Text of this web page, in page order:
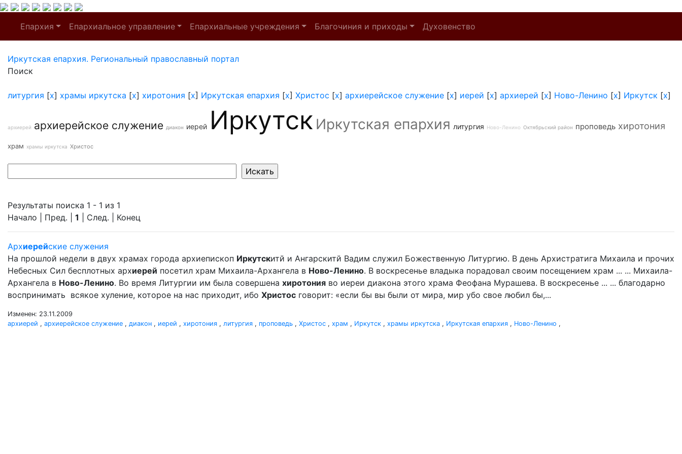
Епархия Епархиальное управление Епархиальные учреждения Благочиния и приходы Духовенство
Иркутская епархия. Региональный православный портал
Поиск
литургия [x] храмы иркутска [x] хиротония [x] Иркутская епархия [x] Христос [x] архиерейское служение [x] иерей [x] архиерей [x] Ново-Ленино [x] Иркутск [x]
архиерей архиерейское служение диакон иерей Иркутск Иркутская епархия литургия Ново-Ленино Октябрьский район проповедь хиротония
храм храмы иркутска Христос
Результаты поиска 1 - 1 из 1
Начало | Пред. | 1 | След. | Конец
Архиерейские служения
На прошлой недели в двух храмах города архиепископ Иркутскитй и Ангарскитй Вадим служил Божественную Литургию. В день Архистратига Михаила и прочих
Небесных Сил бесплотных архиерей посетил храм Михаила-Архангела в Ново-Ленино. В воскресенье владыка порадовал своим посещением храм ... ... Михаила-
Архангела в Ново-Ленино. Во время Литургии им была совершена хиротония во иереи диакона этого храма Феофана Мурашева. В воскресенье ... ... благодарно
воспринимать всякое хуление, которое на нас приходит, ибо Христос говорит: «если бы вы были от мира, мир убо свое любил бы,...
Изменен: 23.11.2009
архиерей , архиерейское служение , диакон , иерей , хиротония , литургия , проповедь , Христос , храм , Иркутск , храмы иркутска , Иркутская епархия , Ново-Ленино ,